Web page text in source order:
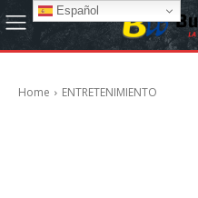
Home ENTRETENIMIENTO
Español